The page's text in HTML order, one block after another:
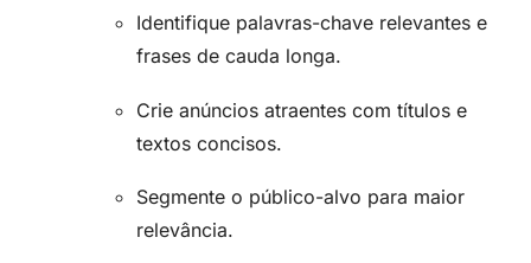
Identifique palavras-chave relevantes e
frases de cauda longa.
Crie anúncios atraentes com títulos e
textos concisos.
Segmente o público-alvo para maior
relevância.